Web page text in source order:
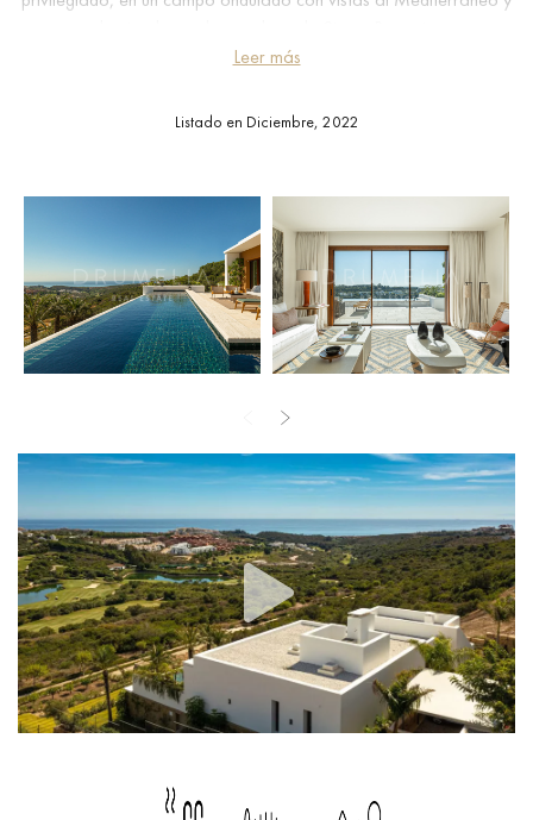
excepcional casa orientada al sur, que ofrece una impresionante
directamente en la costa mediterránea y a su excelente
mantenimiento. Situada en una colina de tres terrazas orientada
al sur, la propiedad de 2.200 m² fue diseñada por los arquitectos
del Estudio Torras y Sierra. Lo más destacado del primer nivel de
terrazas es una amplia zona de estar de 109 m², 46 m² de los
cuales están cubiertos. Junto a la terraza soleada, una
acogedora piscina infinita climatizada de 13 m de largo ofrece
segundo y tercer nivel de la villa están adornados por un
espacioso huerto, que tiene una superficie de 1.820 m² y está
bordeado de higueras, mangos, limoneros, limas, granados y
plataneros. En el jardín subtropical, encontrarás paz y relajación
y disfrutarás de tu yoga matutino y de tomar el sol, siempre con
vistas al fascinante campo de golf. Para los niños, el jardín ofrece
un lugar ideal para retirarse y jugar.
Rodeada de propiedades de lujo y hermosa naturaleza, esta
espaciosa propiedad cuenta con un acogedor hall de entrada,
zonas de estar y comedor de planta abierta con cocina
brilla en el hermoso interior, que hace que esta casa sea muy
Leer más
Listado en Diciembre, 2022